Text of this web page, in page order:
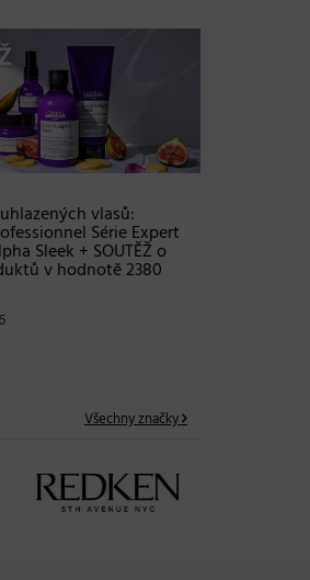
vlasů:
Série Expert
Sleek + SOUTĚŽ o
v hodnotě 2380
Všechny značky